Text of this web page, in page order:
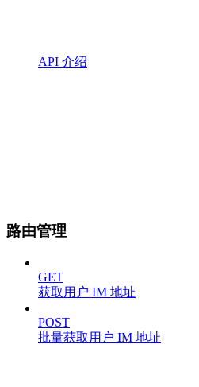
API 介绍
路由管理
GET
获取用户 IM 地址
POST
批量获取用户 IM 地址